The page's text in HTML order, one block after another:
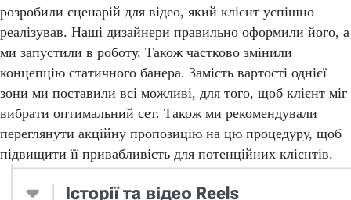
розробили сценарій для відео, який клієнт успішно
реалізував. Наші дизайнери правильно оформили його, а
ми запустили в роботу. Також частково змінили
концепцію статичного банера. Замість вартості однієї
зони ми поставили всі можливі, для того, щоб клієнт міг
вибрати оптимальний сет. Також ми рекомендували
переглянути акційну пропозицію на цю процедуру, щоб
підвищити її привабливість для потенційних клієнтів.